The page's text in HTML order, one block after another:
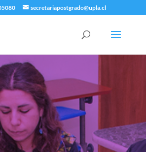
secretariapostgrado@upla.cl